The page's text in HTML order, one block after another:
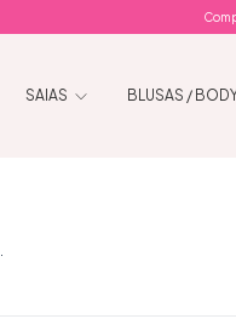
SAIAS BLUSAS /